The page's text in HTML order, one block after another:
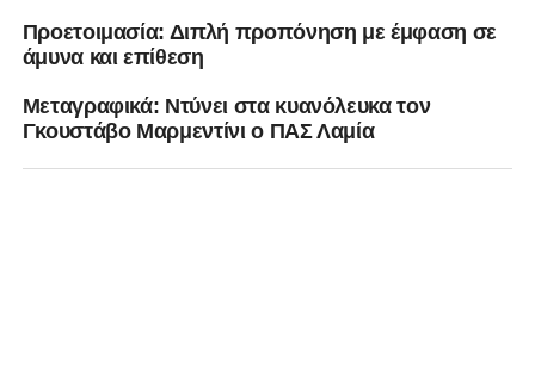
Προετοιμασία: Διπλή προπόνηση με έμφαση σε
άμυνα και επίθεση
Μεταγραφικά: Ντύνει στα κυανόλευκα τον
Γκουστάβο Μαρμεντίνι ο ΠΑΣ Λαμία